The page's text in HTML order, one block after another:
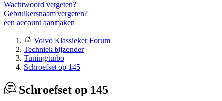
Wachtwoord vergeten?
Gebruikersnaam vergeten?
een account aanmaken
Volvo Klassieker Forum
Techniek bijzonder
Tuning/turbo
Schroefset op 145
Schroefset op 145